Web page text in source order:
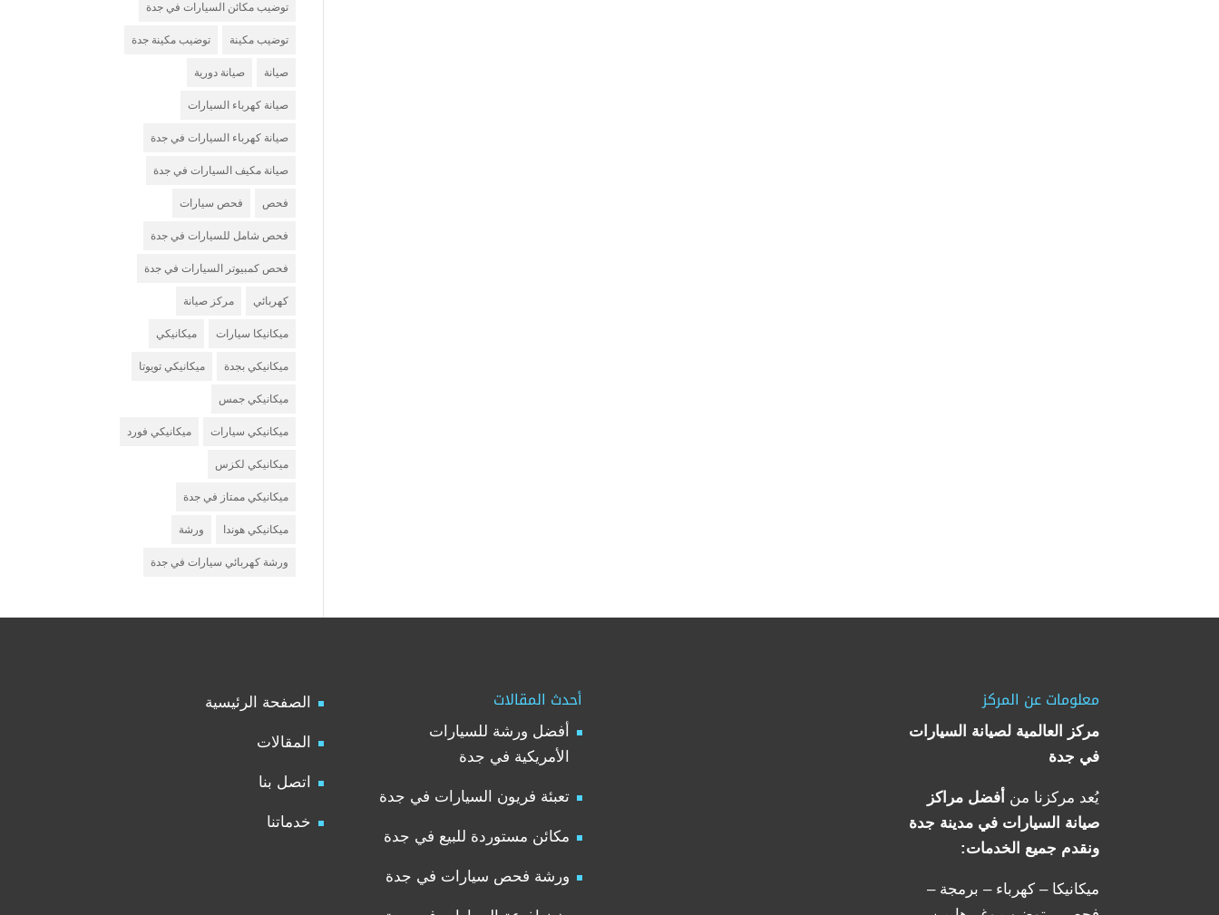
توضيب مكائن السيارات في جدة
توضيب مكينة توضيب مكينة جدة
صيانة صيانة دورية
صيانة كهرباء السيارات
صيانة كهرباء السيارات في جدة
صيانة مكيف السيارات في جدة
فحص فحص سيارات
فحص شامل للسيارات في جدة
فحص كمبيوتر السيارات في جدة
كهربائي مركز صيانة
ميكانيكا سيارات ميكانيكي
ميكانيكي بجدة ميكانيكي تويوتا
ميكانيكي جمس
ميكانيكي سيارات ميكانيكي فورد
ميكانيكي لكزس
ميكانيكي ممتاز في جدة
ميكانيكي هوندا ورشة
ورشة كهربائي سيارات في جدة
معلومات عن المركز
مركز العالمية لصيانة السيارات
في جدة
يُعد مركزنا من أفضل مراكز
صيانة السيارات في مدينة جدة
ونقدم جميع الخدمات:
ميكانيكا – كهرباء – برمجة –
أحدث المقالات
أفضل ورشة للسيارات
الأمريكية في جدة
تعبئة فريون السيارات في جدة
مكائن مستوردة للبيع في جدة
ورشة فحص سيارات في جدة
الصفحة الرئيسية
المقالات
اتصل بنا
خدماتنا